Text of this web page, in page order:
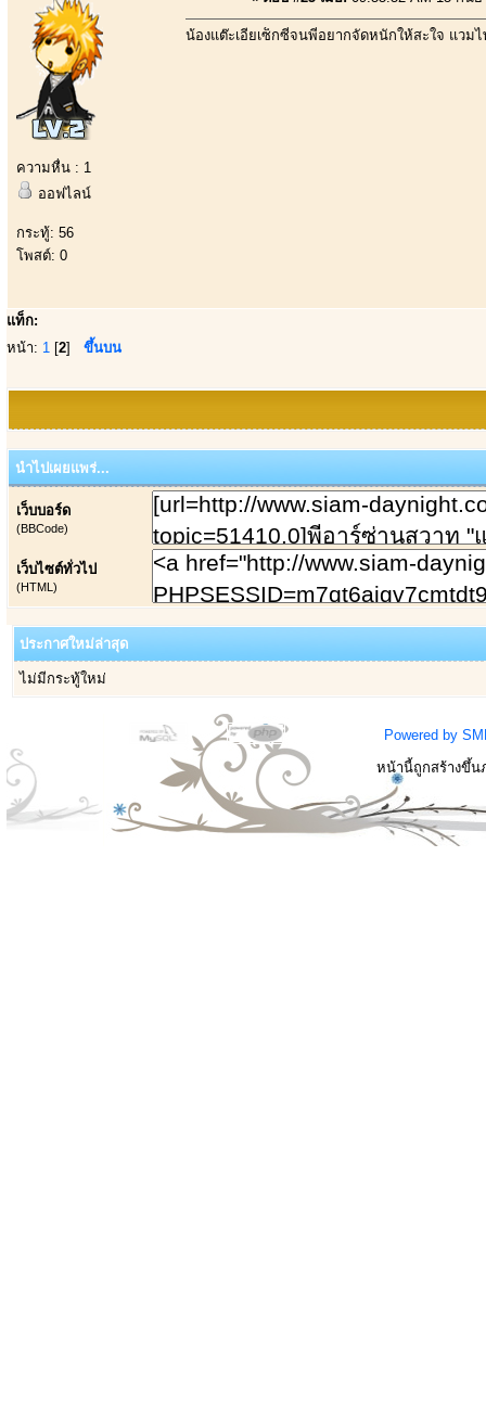
ความหื่น : 1
ออฟไลน์
กระทู้: 56
โพสต์: 0
น้องแต๊ะเอียเซ็กซี่จนพี่อยากจัดหนักให้สะใจ แวมไ
แท็ก:
หน้า: 1 [2] ขึ้นบน
นำไปเผยแพร่...
เว็บบอร์ด
(BBCode)
เว็บไซต์ทั่วไป
(HTML)
ประกาศใหม่ล่าสุด
ไม่มีกระทู้ใหม่
Powered by
หน้านี้ถูกสร้างขึ้น